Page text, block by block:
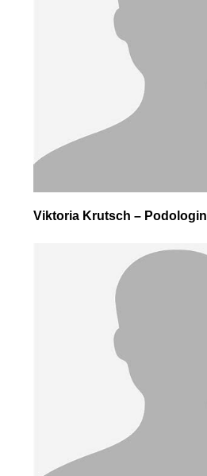
Viktoria Krutsch – Podologin